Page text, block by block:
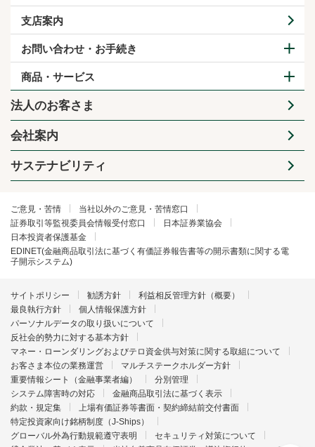
支店案内
お問い合わせ・お手続き
商品・サービス
法人のお客さま
会社案内
サステナビリティ
ご意見・苦情
当社以外のご意見・苦情窓口
証券取引等監視委員会情報受付窓口
日本証券業協会
日本投資者保護基金
EDINET(金融商品取引法に基づく有価証券報告書等の開示書類に関する電
子開示システム)
サイトポリシー 勧誘方針
利益相反管理方針（概要）
最良執行方針
個人情報保護方針
パーソナルデータの取り扱いについて
反社会的勢力に対する基本方針
マネー・ローンダリングおよびテロ資金供与対策に関する取組について
お客さま本位の業務運営
マルチステークホルダー方針
重要情報シート（金融事業者編）
分別管理
システム障害時の対応
金融商品取引法に基づく表示
約款・規定集
上場有価証券等書面・契約締結前交付書面
特定投資家向け銘柄制度（J-Ships）
グローバル外為行動規範遵守表明
セキュリティ対策について